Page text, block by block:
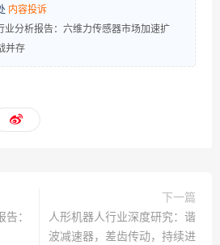
内容投诉
业分析报告：六维力传感器市场加速扩
并存
：
下一篇
人形机器人行业深度研究：谐
波减速器，差齿传动，持续进